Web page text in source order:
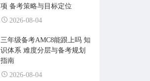
项 备考策略与目标定位
2026-08-04
三年级备考AMC8能跟上吗 知
识体系 难度分层与备考规划
指南
2026-08-04